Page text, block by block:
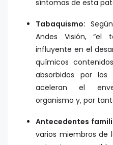
síntomas de esta
Tabaquismo:
Andes Visión, “el
influyente en el
químicos
absorbidos por
aceleran el
organismo y, por
Antecedentes
varios miembros de